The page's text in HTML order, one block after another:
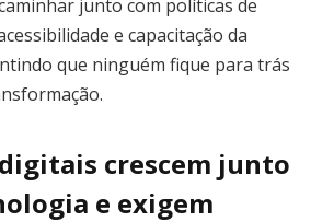
junto com políticas de
e capacitação da
que ninguém fique para trás
crescem junto
e exigem